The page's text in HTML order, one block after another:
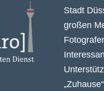
Stadt
großen